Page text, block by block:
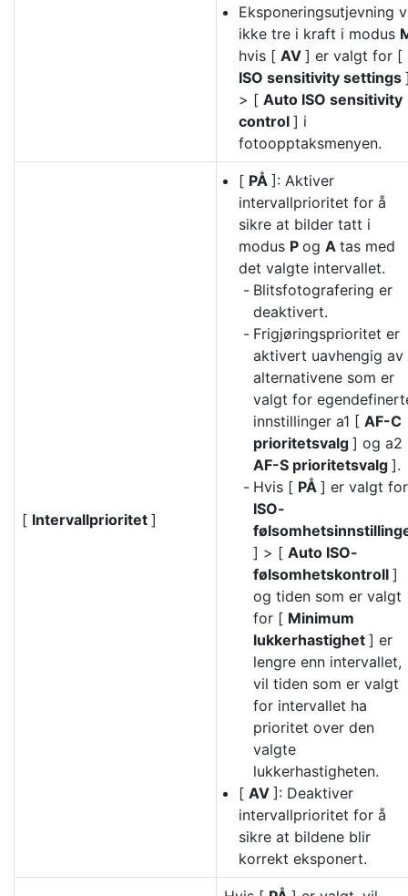
Eksponeringsutjevning
ikke tre i kraft i modus
hvis [ AV ] er valgt for [
ISO sensitivity settings
> [ Auto ISO sensitivity
control ] i
fotoopptaksmenyen.
[ Intervallprioritet ]
[ PÅ ]: Aktiver
intervallprioritet for å
sikre at bilder tatt i
modus P og A tas med
det valgte intervallet.
Blitsfotografering er
deaktivert.
Frigjøringsprioritet er
aktivert uavhengig av
alternativene som er
valgt for
innstillinger a1 [ AF-C
prioritetsvalg ] og a2
AF-S prioritetsvalg ].
Hvis [ PÅ ] er valgt
ISO-
] > [ Auto ISO-
følsomhetskontroll ]
og tiden som er valgt
for [ Minimum
lukkerhastighet ] er
lengre enn intervallet,
vil tiden som er valgt
for intervallet ha
prioritet over den
valgte
lukkerhastigheten.
[ AV ]: Deaktiver
intervallprioritet for å
sikre at bildene blir
korrekt eksponert.